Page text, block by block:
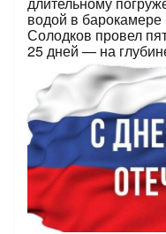
водой в
Солодков провел
25 дней — на